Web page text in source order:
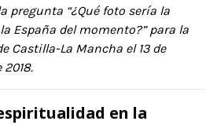
pregunta “¿Qué foto sería la
España del momento?” para la
Castilla-La Mancha el 13 de
en la